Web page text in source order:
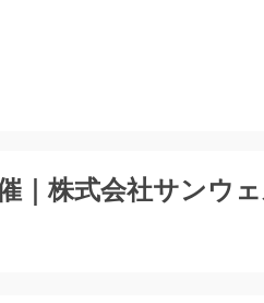
｜株式会社サンウ